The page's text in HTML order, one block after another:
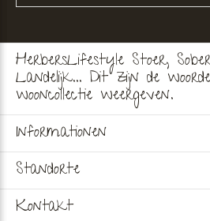
HerbersLifestyle Stoer,
Landelijk... Dit zijn de
wooncollectie weergeven.
Informationen
Standorte
Kontakt